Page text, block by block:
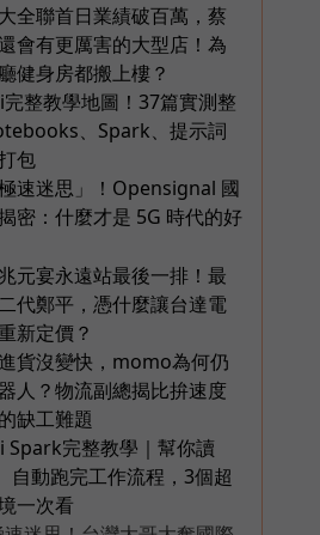
全聯首日業績破百萬，蔡
會有更厲害的大型店！為
健身房都搬上樓？
整教學地圖！37篇實測整
、Spark、提示詞
包
速迷思」！Opensignal 國
密：什麼才是 5G 時代的好
元宴永遠站最後一排！最
代鄭平，憑什麼讓台達電
新定價？
貨沒變快，momo為何仍
人？物流副總揭比拚速度
缺工難題
Spark完整教學｜幫你讀
自動跑完工作流程，3個超
一次看